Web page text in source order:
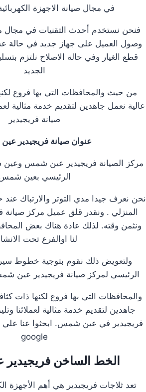
في مجال صيانة الاجهزة
فنحن نستخدم أحدث التقنيات في مجال
وصول العميل على جهاز جديد في حالة
قطع الغيار وفي حالة الاصلاح نلتزم
الجديد
من حيث والمحافظات التي بها فروع
عالية نعمل جاهدين لتقديم خدمة مثالية
صيانة فريجيدير
عنوان صيانة فريجيدير
مركز الصيانة فريجيدير عين شمس
الرئيسي بعين
نحن نعرف جيدا مدي التوتر والارتباك
المنزلي . ونقدر قلق عميل مركز
ونثمن وقته. لذلك عادة هناك بعض
لنا اوالفرع تحت
ولتعويض ذلك نقوم بتوجية خطوط
الرئيسي لمركز صيانة فريجيدير عين
والمحافظات التي بها فروع لكنها ذات
جاهدين لتقديم خدمة مثالية لعملائنا
فريجيدير في عين شمس. ابحثوا عنا علي
google
الخط الساخن
تعد ثلاجات فريجيدير هي أهم الأجهزة